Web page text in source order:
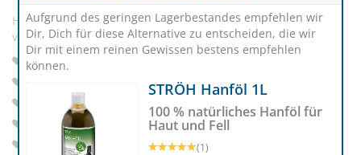
Hanföl aus kontrolliertem biologischem Anbau sorgt für eine
vitale Haut und glänzendes Fell.
Unterstützt das Immunsystem
Ohne künstliche Zusätze
Geprüfte Qualität
Gegen Tierversuche
Für Pferd, Hund & Katze
Aufgrund des geringen Lagerbestandes empfehlen wir
Dir, Dich für diese Alternative zu entscheiden, die wir
Dir mit einem reinen Gewissen bestens empfehlen
können.
STRÖH Hanföl 1L
100 % natürliches Hanföl für
Haut und Fell
(1)